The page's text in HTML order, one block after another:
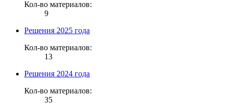
Кол-во материалов:
9
Решения 2025 года
Кол-во материалов:
13
Решения 2024 года
Кол-во материалов:
35